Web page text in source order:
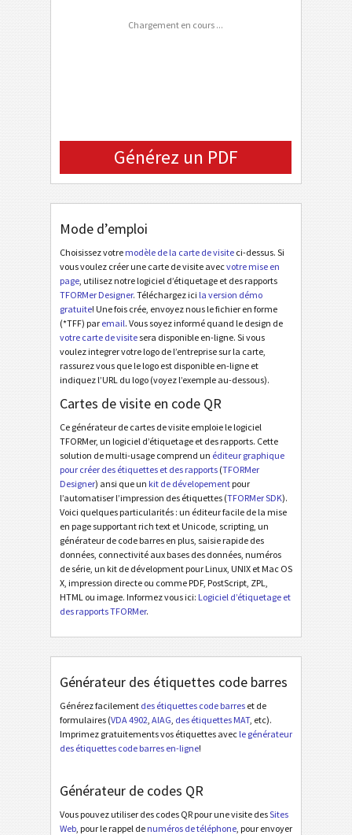
Chargement en cours ...
Générez un PDF
Mode d’emploi
Choisissez votre modèle de la carte de visite ci-dessus. Si
vous voulez créer une carte de visite avecvotre mise en
page, utilisez notre logiciel d’étiquetage et des rapports
TFORMer Designer. Téléchargez ici la version démo
gratuite! Une fois crée, envoyez nous le fichier en forme
(*TFF) par email. Vous soyez informé quand le design de
votre carte de visitesera disponible en-ligne. Si vous
voulez integrer votre logo de l’entreprise sur la carte,
rassurez vous que le logo est disponible en-ligne et
indiquez l’URL du logo (voyez l’exemple au-dessous).
Cartes de visite en code QR
Ce générateur de cartes de visite emploie le logiciel
TFORMer, un logiciel d’étiquetage et des rapports. Cette
solution de multi-usage comprend un éditeur graphique
pour créer des étiquettes et des rapports (TFORMer
Designer) ansi que un kit de dévelopement pour
l’automatiser l’impression des étiquettes (TFORMer SDK).
Voici quelques particularités : un éditeur facile de la mise
en page supportant rich text et Unicode, scripting, un
générateur de code barres en plus, saisie rapide des
données, connectivité aux bases des données, numéros
de série, un kit de dévelopment pour Linux, UNIX et Mac OS
X, impression directe ou comme PDF, PostScript, ZPL,
HTML ou image. Informez vous ici: Logiciel d’étiquetage et
des rapports TFORMer.
Générateur des étiquettes code barres
Générez facilement des étiquettes code barres et de
formulaires (VDA 4902, AIAG, des étiquettes MAT, etc).
Imprimez gratuitements vos étiquettes avec le générateur
des étiquettes code barres en-ligne!
Générateur de codes QR
Vous pouvez utiliser des codes QR pour une visite desSites
Web, pour le rappel de numéros de téléphone, pour envoyer